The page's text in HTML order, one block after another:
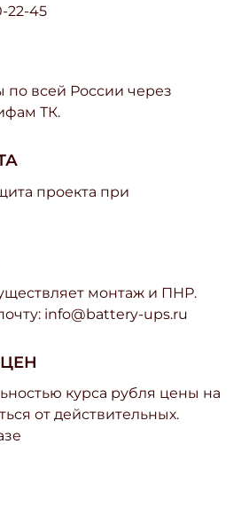
22-45
по всей России через
ТК.
проекта при
монтаж и ПНР.
info@battery-ups.ru
курса рубля цены на
от действительных.